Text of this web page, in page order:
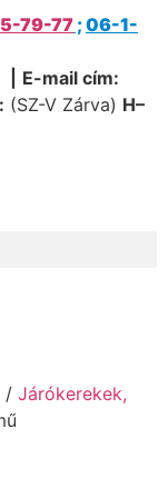
79-77 ;06-1-
E-mail cím:
(SZ-V Zárva) H–
/ Járókerekek,